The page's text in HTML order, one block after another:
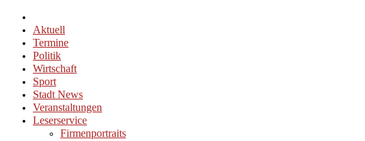
Aktuell
Termine
Politik
Wirtschaft
Sport
Stadt News
Veranstaltungen
Leserservice
Firmenportraits